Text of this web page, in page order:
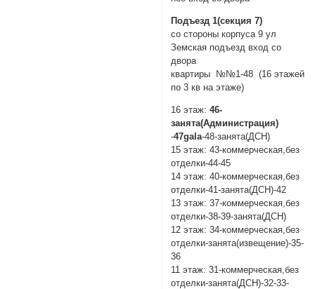
Подъезд 1(секция 7)
со стороны корпуса 9 ул
Земская подъезд вход со
двора
квартиры №№1-48 (16 этажей
по 3 кв на этаже)
16 этаж:46-
занята(Администрация)
-47gala-48-занята(ДСН)
15 этаж: 43-коммерческая,без
отделки-44-45
14 этаж: 40-коммерческая,без
отделки-41-занята(ДСН)-42
13 этаж: 37-коммерческая,без
отделки-38-39-занята(ДСН)
12 этаж: 34-коммерческая,без
отделки-занята(извещение)-35-
36
11 этаж: 31-коммерческая,без
отделки-занята(ДСН)-32-33-